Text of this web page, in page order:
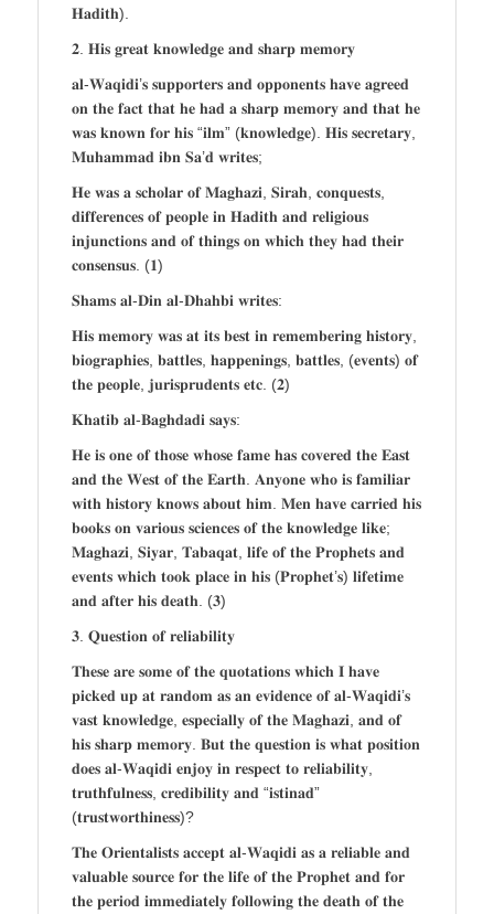
𝐇𝐚𝐝𝐢𝐭𝐡).
𝟐. 𝐇𝐢𝐬 𝐠𝐫𝐞𝐚𝐭 𝐤𝐧𝐨𝐰𝐥𝐞𝐝𝐠𝐞 𝐚𝐧𝐝 𝐬𝐡𝐚𝐫𝐩 𝐦𝐞𝐦𝐨𝐫𝐲
𝐚𝐥-𝐖𝐚𝐪𝐢𝐝𝐢’𝐬 𝐬𝐮𝐩𝐩𝐨𝐫𝐭𝐞𝐫𝐬 𝐚𝐧𝐝 𝐨𝐩𝐩𝐨𝐧𝐞𝐧𝐭𝐬 𝐡𝐚𝐯𝐞 𝐚𝐠𝐫𝐞𝐞𝐝
𝐨𝐧 𝐭𝐡𝐞 𝐟𝐚𝐜𝐭 𝐭𝐡𝐚𝐭 𝐡𝐞 𝐡𝐚𝐝 𝐚 𝐬𝐡𝐚𝐫𝐩 𝐦𝐞𝐦𝐨𝐫𝐲 𝐚𝐧𝐝 𝐭𝐡𝐚𝐭 𝐡𝐞
𝐰𝐚𝐬 𝐤𝐧𝐨𝐰𝐧 𝐟𝐨𝐫 𝐡𝐢𝐬 “𝐢𝐥𝐦” (𝐤𝐧𝐨𝐰𝐥𝐞𝐝𝐠𝐞). 𝐇𝐢𝐬 𝐬𝐞𝐜𝐫𝐞𝐭𝐚𝐫𝐲,
𝐌𝐮𝐡𝐚𝐦𝐦𝐚𝐝 𝐢𝐛𝐧 𝐒𝐚’𝐝 𝐰𝐫𝐢𝐭𝐞𝐬;
𝐇𝐞 𝐰𝐚𝐬 𝐚 𝐬𝐜𝐡𝐨𝐥𝐚𝐫 𝐨𝐟 𝐌𝐚𝐠𝐡𝐚𝐳𝐢, 𝐒𝐢𝐫𝐚𝐡, 𝐜𝐨𝐧𝐪𝐮𝐞𝐬𝐭𝐬,
𝐝𝐢𝐟𝐟𝐞𝐫𝐞𝐧𝐜𝐞𝐬 𝐨𝐟 𝐩𝐞𝐨𝐩𝐥𝐞 𝐢𝐧 𝐇𝐚𝐝𝐢𝐭𝐡 𝐚𝐧𝐝 𝐫𝐞𝐥𝐢𝐠𝐢𝐨𝐮𝐬
𝐢𝐧𝐣𝐮𝐧𝐜𝐭𝐢𝐨𝐧𝐬 𝐚𝐧𝐝 𝐨𝐟 𝐭𝐡𝐢𝐧𝐠𝐬 𝐨𝐧 𝐰𝐡𝐢𝐜𝐡 𝐭𝐡𝐞𝐲 𝐡𝐚𝐝 𝐭𝐡𝐞𝐢𝐫
𝐜𝐨𝐧𝐬𝐞𝐧𝐬𝐮𝐬. (𝟏)
𝐒𝐡𝐚𝐦𝐬 𝐚𝐥-𝐃𝐢𝐧 𝐚𝐥-𝐃𝐡𝐚𝐡𝐛𝐢 𝐰𝐫𝐢𝐭𝐞𝐬:
𝐇𝐢𝐬 𝐦𝐞𝐦𝐨𝐫𝐲 𝐰𝐚𝐬 𝐚𝐭 𝐢𝐭𝐬 𝐛𝐞𝐬𝐭 𝐢𝐧 𝐫𝐞𝐦𝐞𝐦𝐛𝐞𝐫𝐢𝐧𝐠 𝐡𝐢𝐬𝐭𝐨𝐫𝐲,
𝐛𝐢𝐨𝐠𝐫𝐚𝐩𝐡𝐢𝐞𝐬, 𝐛𝐚𝐭𝐭𝐥𝐞𝐬, 𝐡𝐚𝐩𝐩𝐞𝐧𝐢𝐧𝐠𝐬, 𝐛𝐚𝐭𝐭𝐥𝐞𝐬, (𝐞𝐯𝐞𝐧𝐭𝐬) 𝐨𝐟
𝐭𝐡𝐞 𝐩𝐞𝐨𝐩𝐥𝐞, 𝐣𝐮𝐫𝐢𝐬𝐩𝐫𝐮𝐝𝐞𝐧𝐭𝐬 𝐞𝐭𝐜. (𝟐)
𝐊𝐡𝐚𝐭𝐢𝐛 𝐚𝐥-𝐁𝐚𝐠𝐡𝐝𝐚𝐝𝐢 𝐬𝐚𝐲𝐬:
𝐇𝐞 𝐢𝐬 𝐨𝐧𝐞 𝐨𝐟 𝐭𝐡𝐨𝐬𝐞 𝐰𝐡𝐨𝐬𝐞 𝐟𝐚𝐦𝐞 𝐡𝐚𝐬 𝐜𝐨𝐯𝐞𝐫𝐞𝐝 𝐭𝐡𝐞 𝐄𝐚𝐬𝐭
𝐚𝐧𝐝 𝐭𝐡𝐞 𝐖𝐞𝐬𝐭 𝐨𝐟 𝐭𝐡𝐞 𝐄𝐚𝐫𝐭𝐡. 𝐀𝐧𝐲𝐨𝐧𝐞 𝐰𝐡𝐨 𝐢𝐬 𝐟𝐚𝐦𝐢𝐥𝐢𝐚𝐫
𝐰𝐢𝐭𝐡 𝐡𝐢𝐬𝐭𝐨𝐫𝐲 𝐤𝐧𝐨𝐰𝐬 𝐚𝐛𝐨𝐮𝐭 𝐡𝐢𝐦. 𝐌𝐞𝐧 𝐡𝐚𝐯𝐞 𝐜𝐚𝐫𝐫𝐢𝐞𝐝 𝐡𝐢𝐬
𝐛𝐨𝐨𝐤𝐬 𝐨𝐧 𝐯𝐚𝐫𝐢𝐨𝐮𝐬 𝐬𝐜𝐢𝐞𝐧𝐜𝐞𝐬 𝐨𝐟 𝐭𝐡𝐞 𝐤𝐧𝐨𝐰𝐥𝐞𝐝𝐠𝐞 𝐥𝐢𝐤𝐞;
𝐌𝐚𝐠𝐡𝐚𝐳𝐢, 𝐒𝐢𝐲𝐚𝐫, 𝐓𝐚𝐛𝐚𝐪𝐚𝐭, 𝐥𝐢𝐟𝐞 𝐨𝐟 𝐭𝐡𝐞 𝐏𝐫𝐨𝐩𝐡𝐞𝐭𝐬 𝐚𝐧𝐝
𝐞𝐯𝐞𝐧𝐭𝐬 𝐰𝐡𝐢𝐜𝐡 𝐭𝐨𝐨𝐤 𝐩𝐥𝐚𝐜𝐞 𝐢𝐧 𝐡𝐢𝐬 (𝐏𝐫𝐨𝐩𝐡𝐞𝐭’𝐬) 𝐥𝐢𝐟𝐞𝐭𝐢𝐦𝐞
𝐚𝐧𝐝 𝐚𝐟𝐭𝐞𝐫 𝐡𝐢𝐬 𝐝𝐞𝐚𝐭𝐡. (𝟑)
𝟑. 𝐐𝐮𝐞𝐬𝐭𝐢𝐨𝐧 𝐨𝐟 𝐫𝐞𝐥𝐢𝐚𝐛𝐢𝐥𝐢𝐭𝐲
𝐓𝐡𝐞𝐬𝐞 𝐚𝐫𝐞 𝐬𝐨𝐦𝐞 𝐨𝐟 𝐭𝐡𝐞 𝐪𝐮𝐨𝐭𝐚𝐭𝐢𝐨𝐧𝐬 𝐰𝐡𝐢𝐜𝐡 𝐈 𝐡𝐚𝐯𝐞
𝐩𝐢𝐜𝐤𝐞𝐝 𝐮𝐩 𝐚𝐭 𝐫𝐚𝐧𝐝𝐨𝐦 𝐚𝐬 𝐚𝐧 𝐞𝐯𝐢𝐝𝐞𝐧𝐜𝐞 𝐨𝐟 𝐚𝐥-𝐖𝐚𝐪𝐢𝐝𝐢’𝐬
𝐯𝐚𝐬𝐭 𝐤𝐧𝐨𝐰𝐥𝐞𝐝𝐠𝐞, 𝐞𝐬𝐩𝐞𝐜𝐢𝐚𝐥𝐥𝐲 𝐨𝐟 𝐭𝐡𝐞 𝐌𝐚𝐠𝐡𝐚𝐳𝐢, 𝐚𝐧𝐝 𝐨𝐟
𝐡𝐢𝐬 𝐬𝐡𝐚𝐫𝐩 𝐦𝐞𝐦𝐨𝐫𝐲. 𝐁𝐮𝐭 𝐭𝐡𝐞 𝐪𝐮𝐞𝐬𝐭𝐢𝐨𝐧 𝐢𝐬 𝐰𝐡𝐚𝐭 𝐩𝐨𝐬𝐢𝐭𝐢𝐨𝐧
𝐝𝐨𝐞𝐬 𝐚𝐥-𝐖𝐚𝐪𝐢𝐝𝐢 𝐞𝐧𝐣𝐨𝐲 𝐢𝐧 𝐫𝐞𝐬𝐩𝐞𝐜𝐭 𝐭𝐨 𝐫𝐞𝐥𝐢𝐚𝐛𝐢𝐥𝐢𝐭𝐲,
𝐭𝐫𝐮𝐭𝐡𝐟𝐮𝐥𝐧𝐞𝐬𝐬, 𝐜𝐫𝐞𝐝𝐢𝐛𝐢𝐥𝐢𝐭𝐲 𝐚𝐧𝐝 “𝐢𝐬𝐭𝐢𝐧𝐚𝐝”
(𝐭𝐫𝐮𝐬𝐭𝐰𝐨𝐫𝐭𝐡𝐢𝐧𝐞𝐬𝐬)?
𝐓𝐡𝐞 𝐎𝐫𝐢𝐞𝐧𝐭𝐚𝐥𝐢𝐬𝐭𝐬 𝐚𝐜𝐜𝐞𝐩𝐭 𝐚𝐥-𝐖𝐚𝐪𝐢𝐝𝐢 𝐚𝐬 𝐚 𝐫𝐞𝐥𝐢𝐚𝐛𝐥𝐞 𝐚𝐧𝐝
𝐯𝐚𝐥𝐮𝐚𝐛𝐥𝐞 𝐬𝐨𝐮𝐫𝐜𝐞 𝐟𝐨𝐫 𝐭𝐡𝐞 𝐥𝐢𝐟𝐞 𝐨𝐟 𝐭𝐡𝐞 𝐏𝐫𝐨𝐩𝐡𝐞𝐭 𝐚𝐧𝐝 𝐟𝐨𝐫
𝐭𝐡𝐞 𝐩𝐞𝐫𝐢𝐨𝐝 𝐢𝐦𝐦𝐞𝐝𝐢𝐚𝐭𝐞𝐥𝐲 𝐟𝐨𝐥𝐥𝐨𝐰𝐢𝐧𝐠 𝐭𝐡𝐞 𝐝𝐞𝐚𝐭𝐡 𝐨𝐟 𝐭𝐡𝐞